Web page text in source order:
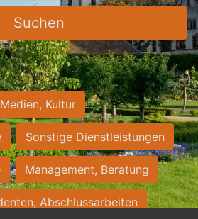
Suchen
Kultur
Sonstige Dienstleistungen
Management, Beratung
Abschlussarbeiten